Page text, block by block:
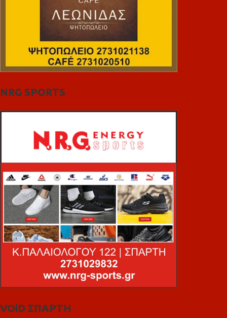
NRG SPORTS
VOiD ΣΠΑΡΤΗ